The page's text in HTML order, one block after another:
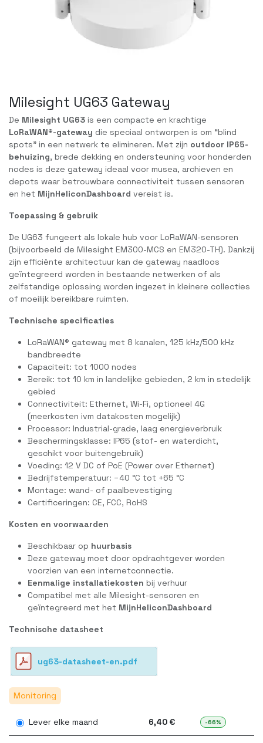
Milesight UG63 Gateway
De Milesight UG63 is een compacte en krachtige
LoRaWAN®-gateway die speciaal ontworpen is om “blind
spots” in een netwerk te elimineren. Met zijn outdoor IP65-
behuizing, brede dekking en ondersteuning voor honderden
nodes is deze gateway ideaal voor musea, archieven en
depots waar betrouwbare connectiviteit tussen sensoren
en het MijnHeliconDashboard vereist is.
Toepassing & gebruik
De UG63 fungeert als lokale hub voor LoRaWAN-sensoren
(bijvoorbeeld de Milesight EM300-MCS en EM320-TH). Dankzij
zijn efficiënte architectuur kan de gateway naadloos
geïntegreerd worden in bestaande netwerken of als
zelfstandige oplossing worden ingezet in kleinere collecties
of moeilijk bereikbare ruimten.
Technische specificaties
LoRaWAN® gateway met 8 kanalen, 125 kHz/500 kHz
bandbreedte
Capaciteit: tot 1000 nodes
Bereik: tot 10 km in landelijke gebieden, 2 km in stedelijk
gebied
Connectiviteit: Ethernet, Wi-Fi, optioneel 4G
(meerkosten ivm datakosten mogelijk)
Processor: Industrial-grade, laag energieverbruik
Beschermingsklasse: IP65 (stof- en waterdicht,
geschikt voor buitengebruik)
Voeding: 12 V DC of PoE (Power over Ethernet)
Bedrijfstemperatuur: −40 °C tot +65 °C
Montage: wand- of paalbevestiging
Certificeringen: CE, FCC, RoHS
Kosten en voorwaarden
Beschikbaar op huur­basis
Deze gateway moet door opdrachtgever worden
voorzien van een internetconnectie.
Eenmalige installatiekosten bij verhuur
Compatibel met alle Milesight-sensoren en
geïntegreerd met het MijnHeliconDashboard
Technische datasheet
ug63-datasheet-en.pdf
Monitoring
Lever elke maand 6,40 € -66%